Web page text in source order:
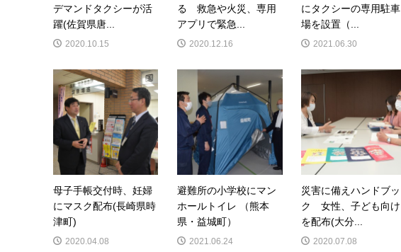
デマンドタクシーが活
躍(佐賀県唐...
2020.10.15
る 救急や火災、専用
アプリで緊急...
2020.12.16
にタクシーの専用駐車
場を設置（...
2021.06.30
母子手帳交付時、妊婦
にマスク配布(長崎県時
津町)
2020.04.08
避難所の小学校にマン
ホールトイレ （熊本
県・益城町）
2021.06.24
災害に備えハンドブッ
ク 女性、子ども向け
を配布(大分...
2020.07.08